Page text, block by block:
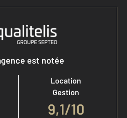
est notée
Location
Gestion
9,1/10